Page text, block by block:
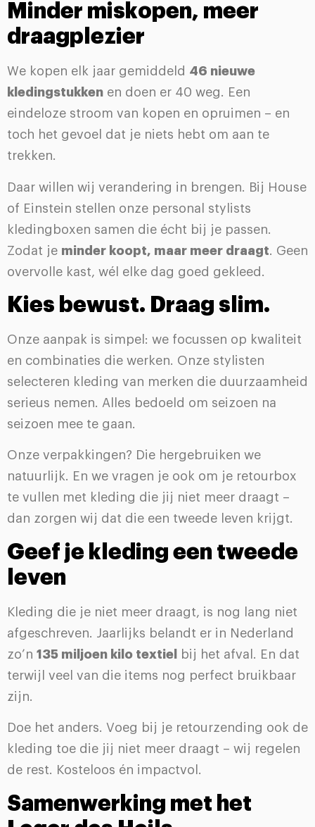
Minder miskopen, meer
draagplezier
We kopen elk jaar gemiddeld 46 nieuwe
kledingstukken en doen er 40 weg. Een
eindeloze stroom van kopen en opruimen – en
toch het gevoel dat je niets hebt om aan te
trekken.
Daar willen wij verandering in brengen. Bij House
of Einstein stellen onze personal stylists
kledingboxen samen die écht bij je passen.
Zodat je minder koopt, maar meer draagt. Geen
overvolle kast, wél elke dag goed gekleed.
Kies bewust. Draag slim.
Onze aanpak is simpel: we focussen op kwaliteit
en combinaties die werken. Onze stylisten
selecteren kleding van merken die duurzaamheid
serieus nemen. Alles bedoeld om seizoen na
seizoen mee te gaan.
Onze verpakkingen? Die hergebruiken we
natuurlijk. En we vragen je ook om je retourbox
te vullen met kleding die jij niet meer draagt –
dan zorgen wij dat die een tweede leven krijgt.
Geef je kleding een tweede
leven
Kleding die je niet meer draagt, is nog lang niet
afgeschreven. Jaarlijks belandt er in Nederland
zo’n 135 miljoen kilo textiel
bij het afval. En dat
terwijl veel van die items nog perfect bruikbaar
zijn.
Doe het anders. Voeg bij je retourzending ook de
kleding toe die jij niet meer draagt – wij regelen
de rest. Kosteloos én impactvol.
Samenwerking met het